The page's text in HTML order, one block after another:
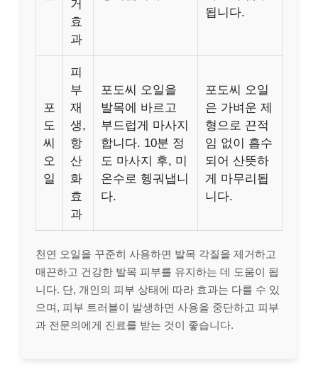
거
효
과
됩니다.
포
도
씨
오
일
피
부
재
생,
항
산
화
효
과
포도씨 오일을
발목에 바르고
부드럽게 마사지
합니다. 10분 정
도 마사지 후, 미
온수로 헹궈냅니
다.
포도씨 오일
은 가벼운 제
형으로 끈적
임 없이 흡수
되어 산뜻하
게 마무리됩
니다.
천연 오일을 꾸준히 사용하면 발목 각질을 제거하고
매끈하고 건강한 발목 피부를 유지하는 데 도움이 됩
니다. 단, 개인의 피부 상태에 따라 효과는 다를 수 있
으며, 피부 트러블이 발생하면 사용을 중단하고 피부
과 전문의에게 진료를 받는 것이 좋습니다.